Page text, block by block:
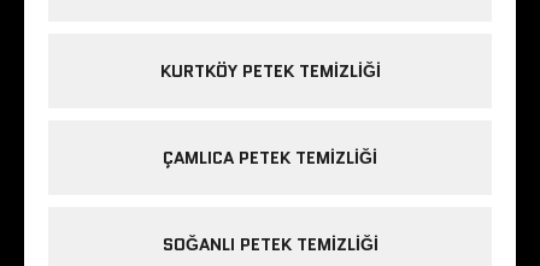
KURTKÖY PETEK TEMIZLIĞI
ÇAMLICA PETEK TEMIZLIĞI
SOĞANLI PETEK TEMIZLIĞI